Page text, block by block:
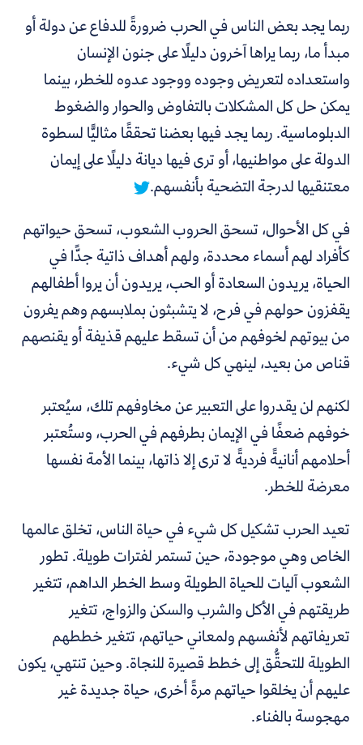
ربما يجد بعض الناس في الحرب ضرورةً للدفاع عن دولة أو
مبدأ ما، ربما يراها آخرون دليلًا على جنون الإنسان
واستعداده لتعريض وجوده ووجود عدوه للخطر، بينما
يمكن حل كل المشكلات بالتفاوض والحوار والضغوط
الدبلوماسية.ربما يجد فيها بعضنا تحققًا مثاليًّا لسطوة
الدولة على مواطنيها، أوترى فيها ديانة دليلًا على إيمان
معتنقيها لدرجة التضحية بأنفسهم.
في كل الأحوال، تسحق الحروب الشعوب، تسحق حيواتهم
كأفراد لهم أسماء محددة، ولهم أهداف ذاتية جدًّا في
الحياة، يريدون السعادة أو الحب، يريدون أن يروا أطفالهم
يقفزون حولهم في فرح، لا يتشبثون بملابسهم وهم يفرون
من بيوتهم لخوفهم من أن تسقط عليهم قذيفة أو يقنصهم
قناص من بعيد، لينهي كل شيء.
لكنهم لن يقدروا على التعبير عن مخاوفهم تلك، سيُعتبر
خوفهم ضعفًا في الإيمان بطرفهم في الحرب، وستُعتبر
أحلامهم أنانيةً فرديةً لا ترى إلا ذاتها، بينما الأمة نفسها
معرضة للخطر.
تعيد الحرب تشكيل كل شيء في حياة الناس، تخلق عالمها
الخاص وهي موجودة، حين تستمر لفترات طويلة. تطور
الشعوب آليات للحياة الطويلة وسط الخطر الداهم، تتغير
طريقتهم في الأكل والشرب والسكن والزواج، تتغير
تعريفاتهم لأنفسهم ولمعاني حياتهم، تتغير خططهم
الطويلة للتحقُّق إلى خطط قصيرة للنجاة. وحين تنتهي، يكون
عليهم أن يخلقوا حياتهم مرةً أخرى، حياة جديدة غير
مهجوسة بالفناء.